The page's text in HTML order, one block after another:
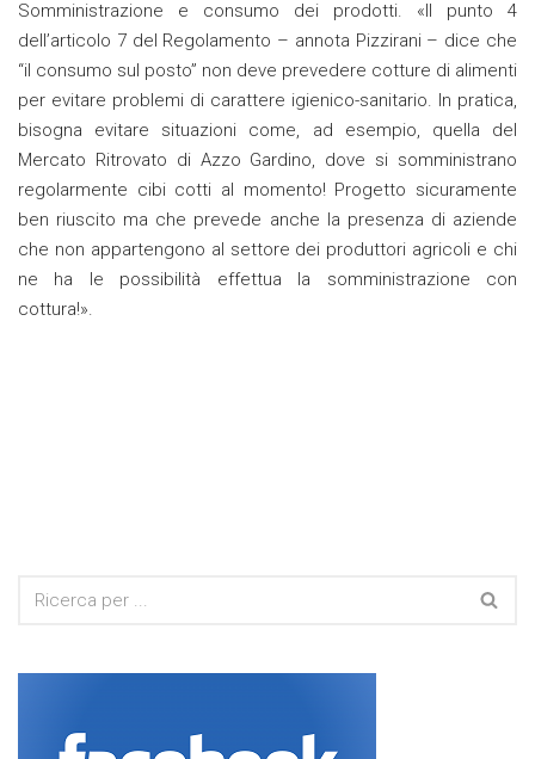
Somministrazione e consumo dei prodotti. «Il punto 4
dell’articolo 7 del Regolamento – annota Pizzirani – dice che
“il consumo sul posto” non deve prevedere cotture di alimenti
per evitare problemi di carattere igienico-sanitario. In pratica,
bisogna evitare situazioni come, ad esempio, quella del
Mercato Ritrovato di Azzo Gardino, dove si somministrano
regolarmente cibi cotti al momento! Progetto sicuramente
ben riuscito ma che prevede anche la presenza di aziende
che non appartengono al settore dei produttori agricoli e chi
ne ha le possibilità effettua la somministrazione con
cottura!».